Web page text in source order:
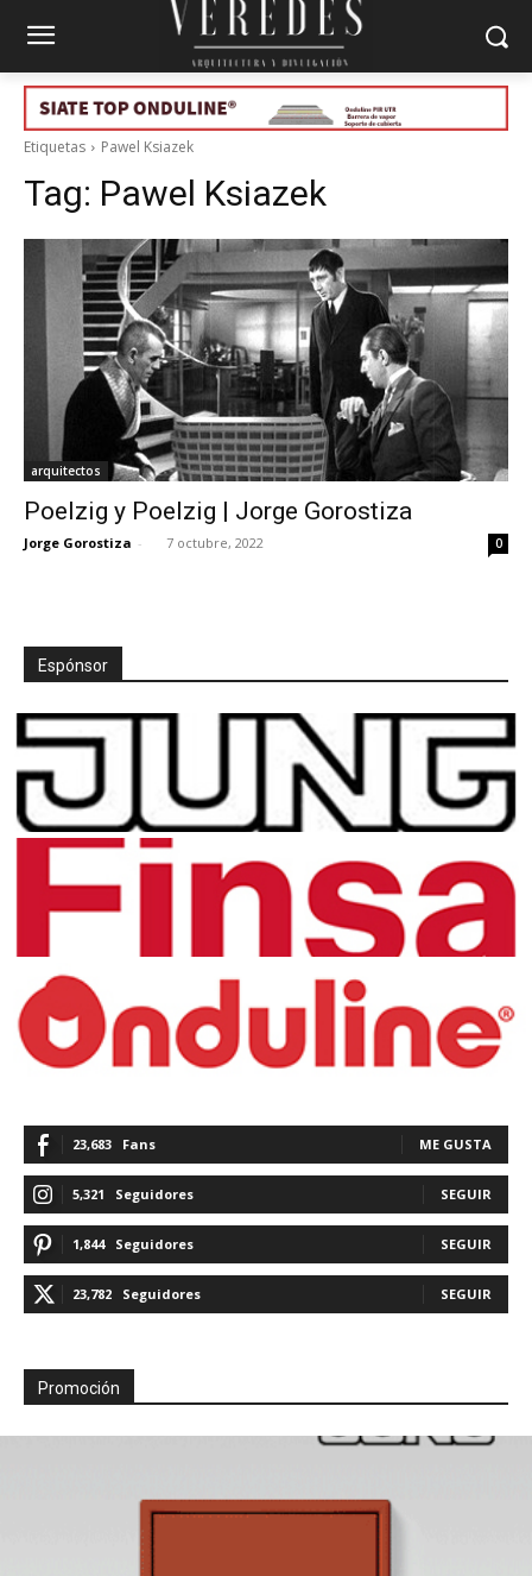
Etiquetas Pawel Ksiazek
Tag: Pawel Ksiazek
arquitectos
Poelzig y Poelzig | Jorge Gorostiza
Jorge Gorostiza - 7 octubre, 2022 0
Espónsor
23,683 Fans ME GUSTA
5,321 Seguidores SEGUIR
1,844 Seguidores SEGUIR
23,782 Seguidores SEGUIR
Promoción